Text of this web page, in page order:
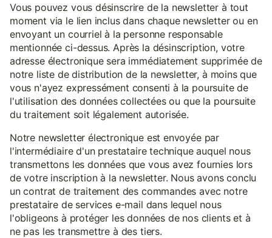
Vous pouvez vous désinscrire de la newsletter à tout
moment via le lien inclus dans chaque newsletter ou en
envoyant un courriel à la personne responsable
mentionnée ci-dessus. Après la désinscription, votre
adresse électronique sera immédiatement supprimée de
notre liste de distribution de la newsletter, à moins que
vous n'ayez expressément consenti à la poursuite de
l'utilisation des données collectées ou que la poursuite
du traitement soit légalement autorisée.
Notre newsletter électronique est envoyée par
l'intermédiaire d'un prestataire technique auquel nous
transmettons les données que vous avez fournies lors
de votre inscription à la newsletter. Nous avons conclu
un contrat de traitement des commandes avec notre
prestataire de services e-mail dans lequel nous
l'obligeons à protéger les données de nos clients et à
ne pas les transmettre à des tiers.